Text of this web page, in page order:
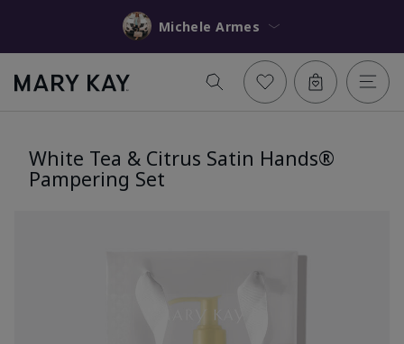
Michele Armes
White Tea & Citrus Satin Hands®
Pampering Set